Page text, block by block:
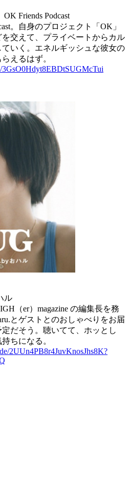
Friends Podcast
。自身のプロジェクト「OK」
交えて、プライベートからカル
いく。エネルギッシュな彼女の
えるはず。
3GsO0Hdyt8EBDtSUGMcTui
ル
（er）magazine の編集長を務
とゲストとのおしゃべりをお届
だそう。聴いてて、ホッとし
ちになる。
2UUn4PB8r4JuvKnosJhs8K?